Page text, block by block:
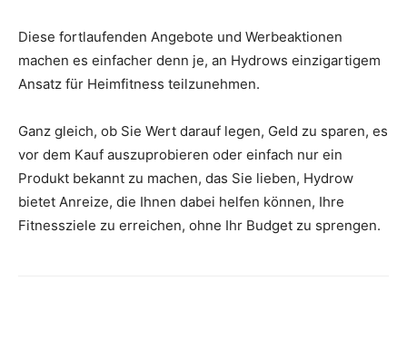
Diese fortlaufenden Angebote und Werbeaktionen
machen es einfacher denn je, an Hydrows einzigartigem
Ansatz für Heimfitness teilzunehmen.
Ganz gleich, ob Sie Wert darauf legen, Geld zu sparen, es
vor dem Kauf auszuprobieren oder einfach nur ein
Produkt bekannt zu machen, das Sie lieben, Hydrow
bietet Anreize, die Ihnen dabei helfen können, Ihre
Fitnessziele zu erreichen, ohne Ihr Budget zu sprengen.